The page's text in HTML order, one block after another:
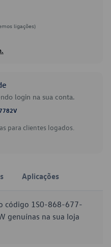
ligações)
login na sua conta.
para clientes logados.
Aplicações
código 1S0-868-677-
genuínas na sua loja